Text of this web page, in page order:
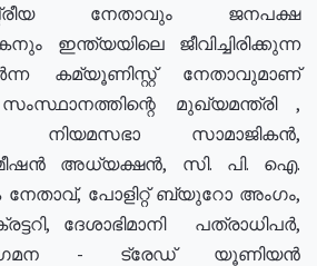
നേതാവും ജനപക്ഷ
ഇന്ത്യയിലെ ജീവിച്ചിരിക്കുന്ന
കമ്യൂണിസ്റ്റ് നേതാവുമാണ്
മുഖ്യമന്ത്രി ,
നിയമസഭാ സാമാജികൻ,
അധ്യക്ഷൻ, സി. പി. ഐ.
നേതാവ്, പോളിറ്റ് ബ്യുറോ അംഗം,
ദേശാഭിമാനി പത്രാധിപർ,
- ട്രേഡ് യൂണിയൻ